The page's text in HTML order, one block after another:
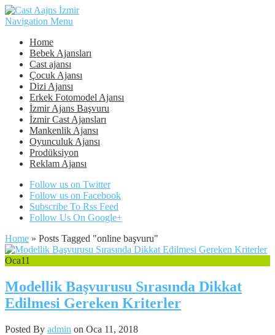
Navigation Menu
Home
Bebek Ajansları
Cast ajansı
Çocuk Ajansı
Dizi Ajansı
Erkek Fotomodel Ajansı
İzmir Ajans Başvuru
İzmir Cast Ajansları
Mankenlik Ajansı
Oyunculuk Ajansı
Prodüksiyon
Reklam Ajansı
Follow us on Twitter
Follow us on Facebook
Subscribe To Rss Feed
Follow Us On Google+
Home » Posts Tagged "online başvuru"
Oca11
Modellik Başvurusu Sırasında Dikkat
Edilmesi Gereken Kriterler
Posted By admin on Oca 11, 2018